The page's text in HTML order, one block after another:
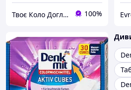
Твоє Коло Догляду 🤞 100%